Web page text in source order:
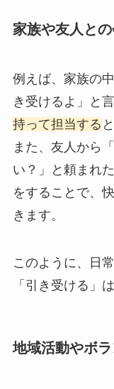
家族や友人と
例えば、家族の
き受けるよ」と言
持って担当する
また、友人から
い？」と頼まれ
をすることで、
きます。
このように、日
「引き受ける」
地域活動やボ